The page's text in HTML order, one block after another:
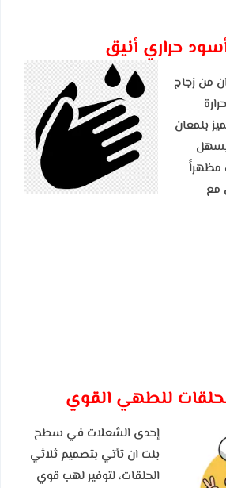
حراري أنيق
من زجاج
بلمعان
مظهراً
مع
للطهي القوي
إحدى الشعلات في سطح
بلت ان تأتي بتصميم ثلاثي
الحلقات، لتوفير لهب قوي